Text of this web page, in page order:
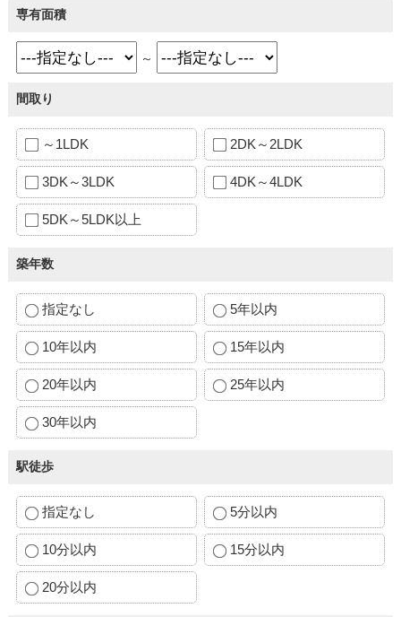
専有面積
～
間取り
～1LDK 2DK～2LDK
3DK～3LDK 4DK～4LDK
5DK～5LDK以上
築年数
指定なし 5年以内
10年以内 15年以内
20年以内 25年以内
30年以内
駅徒歩
指定なし 5分以内
10分以内 15分以内
20分以内